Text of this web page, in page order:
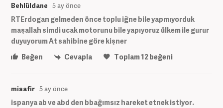
Behlüldane 5 ay önce
RTErdogan gelmeden önce toplu iğne bile yapmıyorduk
maşallah simdi ucak motorunu bile yapıyoruz ülkem ile gurur
duyuyorum At sahibine göre kişner
Beğen
Cevapla Toplam12beğeni
misafir 5 ay önce
ispanya ab ve abd den bbağımsız hareket etnek istiyor.